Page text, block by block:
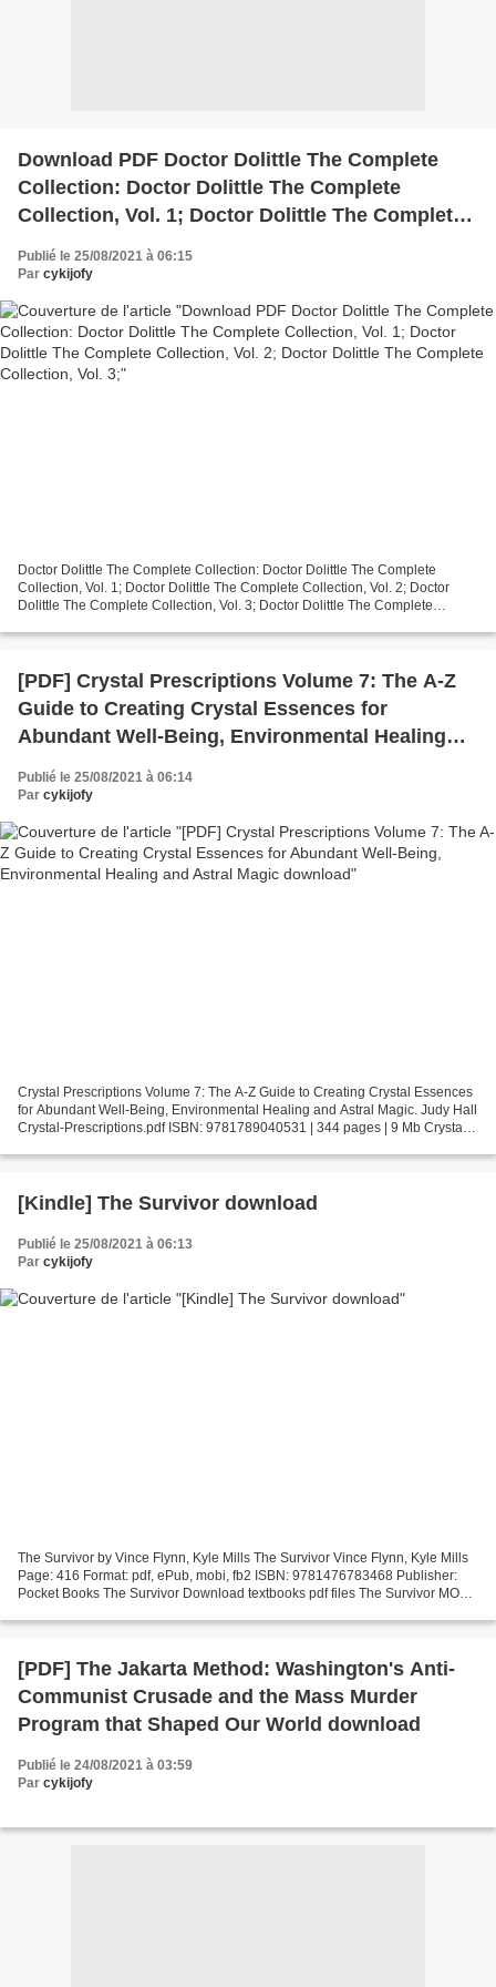
Download PDF Doctor Dolittle The Complete
Collection: Doctor Dolittle The Complete
Collection, Vol. 1; Doctor Dolittle The Complete
Collection, Vol. 3;
Publié le 25/08/2021 à 06:15
Par cykijofy
Doctor Dolittle The Complete Collection: Doctor Dolittle The Complete
Collection, Vol. 1; Doctor Dolittle The Complete Collection, Vol. 2; Doctor
Dolittle The Complete Collection, Vol. 3; Doctor Dolittle The Complete
[PDF] Crystal Prescriptions Volume 7: The A-Z
Guide to Creating Crystal Essences for
Abundant Well-Being, Environmental Healing
and Astral Magic download
Publié le 25/08/2021 à 06:14
Par cykijofy
Crystal Prescriptions Volume 7: The A-Z Guide to Creating Crystal Essences
for Abundant Well-Being, Environmental Healing and Astral Magic. Judy Hall
Crystal-Prescriptions.pdf ISBN: 9781789040531 | 344 pages | 9 Mb Crystal
[Kindle] The Survivor download
Publié le 25/08/2021 à 06:13
Par cykijofy
The Survivor by Vince Flynn, Kyle Mills The Survivor Vince Flynn, Kyle Mills
Page: 416 Format: pdf, ePub, mobi, fb2 ISBN: 9781476783468 Publisher:
Pocket Books The Survivor Download textbooks pdf files The Survivor MOBI
[PDF] The Jakarta Method: Washington's Anti-
Communist Crusade and the Mass Murder
Program that Shaped Our World download
Publié le 24/08/2021 à 03:59
Par cykijofy